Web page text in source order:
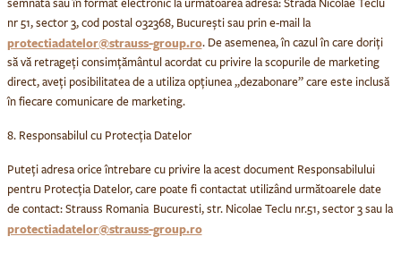
semnată sau în format electronic la următoarea adresă: Strada Nicolae Teclu
nr 51, sector 3, cod postal 032368, București sau prin e-mail la
protectiadatelor@strauss-group.ro. De asemenea, în cazul în care doriți
să vă retrageți consimțământul acordat cu privire la scopurile de marketing
direct, aveți posibilitatea de a utiliza opțiunea „dezabonare” care este inclusă
în fiecare comunicare de marketing.
8. Responsabilul cu Protecția Datelor
Puteți adresa orice întrebare cu privire la acest document Responsabilului
pentru Protecția Datelor, care poate fi contactat utilizând următoarele date
de contact: Strauss Romania Bucuresti, str. Nicolae Teclu nr.51, sector 3 sau la
protectiadatelor@strauss-group.ro